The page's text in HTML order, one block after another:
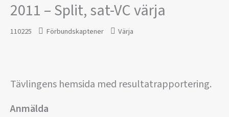
2011 – Split, sat-VC värja
110225 Förbundskaptener Värja
Tävlingens hemsida med resultatrapportering.
Anmälda